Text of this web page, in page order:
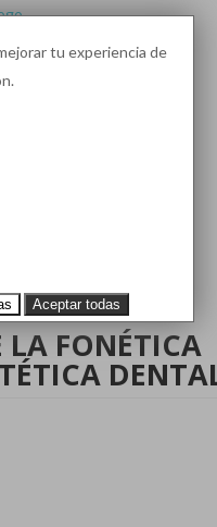
FONÉTICA
tu experiencia de
Aceptar todas